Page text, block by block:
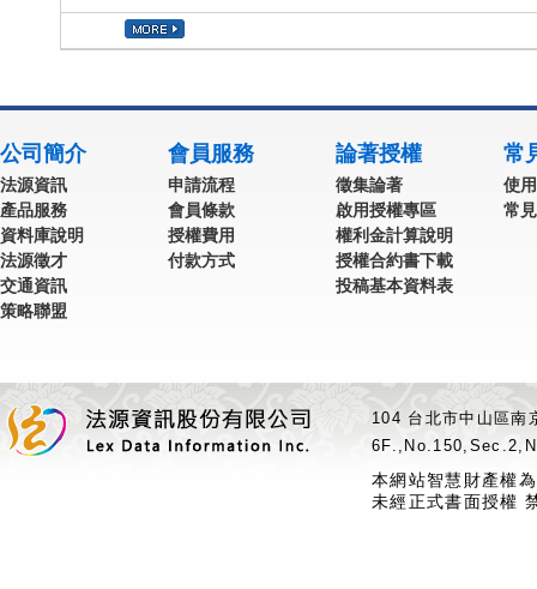
公司簡介
法源資訊
產品服務
資料庫說明
法源徵才
交通資訊
策略聯盟
會員服務
申請流程
會員條款
授權費用
付款方式
論著授權
徵集論著
啟用授權專區
權利金計算說明
授權合約書下載
投稿基本資料表
常
使
常
104 台北市中山區
本網站智慧財產權
未經正式書面授權